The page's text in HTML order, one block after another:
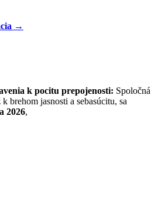
→
k pocitu prepojenosti: Spoločná
brehom jasnosti a sebasúcitu, sa
2026,